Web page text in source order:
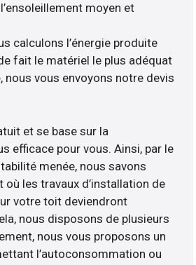
moyen et
calculons l’énergie produite
fait le matériel le plus adéquat
nous vous envoyons notre devis
et se base sur la
efficace pour vous. Ainsi, par le
menée, nous savons
où les travaux d’installation de
votre toit deviendront
nous disposons de plusieurs
nous vous proposons un
l’autoconsommation ou